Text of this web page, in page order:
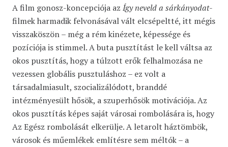
A film gonosz-koncepciója az Így neveld a sárkányodat-
filmek harmadik felvonásával vált elcsépeltté, itt mégis
visszaköszön – még a rém kinézete, képessége és
pozíciója is stimmel. A buta pusztítást le kell váltsa az
okos pusztítás, hogy a túlzott erők felhalmozása ne
vezessen globális pusztuláshoz – ez volt a
társadalmiasult, szocializálódott, branddé
intézményesült hősök, a szuperhősök motivációja. Az
okos pusztítás képes saját városai rombolására is, hogy
Az Egész rombolását elkerülje. A letarolt háztömbök,
városok és műemlékek említésre sem méltók – a